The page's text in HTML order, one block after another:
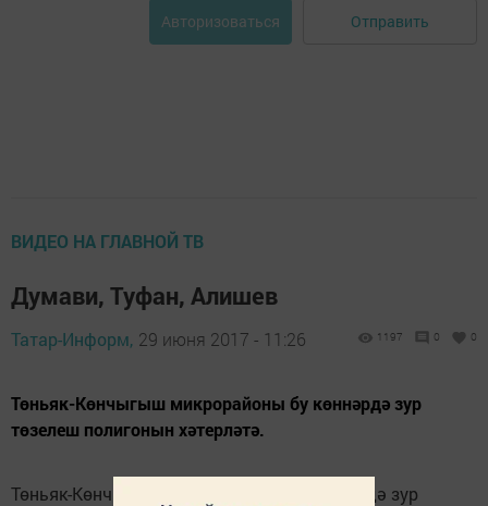
Авторизоваться Отправить
ВИДЕО НА ГЛАВНОЙ ТВ
Думави, Туфан, Алишев
Татар-Информ, 29 июня 2017 - 11:26 1197 0 0
Төньяк-Көнчыгыш микрорайоны бу көннәрдә зур
төзелеш полигонын хәтерләтә.
Төньяк-Көнчыгыш микрорайоны бу көннәрдә зур